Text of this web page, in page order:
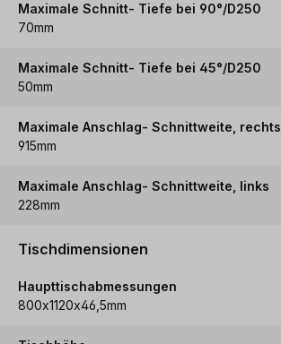
Maximale Schnitt- Tiefe bei 90°/D250
70mm
Maximale Schnitt- Tiefe bei 45°/D250
50mm
Maximale Anschlag- Schnittweite, rechts
915mm
Maximale Anschlag- Schnittweite, links
228mm
Tischdimensionen
Haupttischabmessungen
800x1120x46,5mm